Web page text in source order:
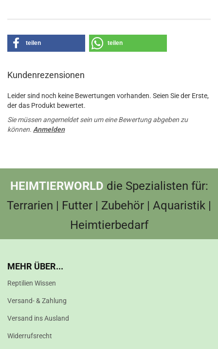
teilen teilen
Kundenrezensionen
Leider sind noch keine Bewertungen vorhanden. Seien Sie der Erste,
der das Produkt bewertet.
Sie müssen angemeldet sein um eine Bewertung abgeben zu
können. Anmelden
HEIMTIERWORLD die Spezialisten für:
Terrarien | Futter | Zubehör | Aquaristik |
Heimtierbedarf
MEHR ÜBER...
Reptilien Wissen
Versand- & Zahlung
Versand ins Ausland
Widerrufsrecht